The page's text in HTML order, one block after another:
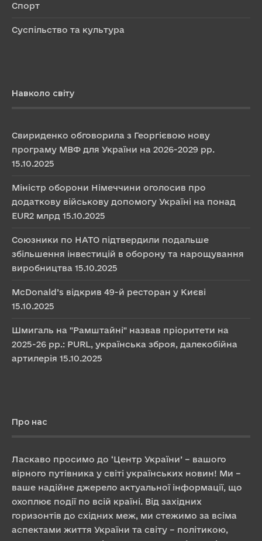
Спорт
Суспільство та культура
Навколо світу
Свириденко обговорила з Георгієвою нову
програму МВФ для України на 2026-2029 рр.
15.10.2025
Міністр оборони Німеччини оголосив про
додаткову військову допомогу Україні на понад
EUR2 млрд 15.10.2025
Союзники по НАТО підтвердили подальше
збільшення інвестицій в оборону та нарощування
виробництва 15.10.2025
McDonald’s відкрив 49-й ресторан у Києві
15.10.2025
Шмигаль на "Рамштайні" назвав пріоритети на
2025-26 рр.: PURL, українська зброя, далекобійна
артилерія 15.10.2025
Про нас
Ласкаво просимо до ‘Центр України’ – вашого
вірного путівника у світі українських новин! Ми –
ваше надійне джерело актуальної інформації, що
охоплює події по всій країні. Від західних
горизонтів до східних меж, ми стежимо за всіма
аспектами життя України та світу – політикою,